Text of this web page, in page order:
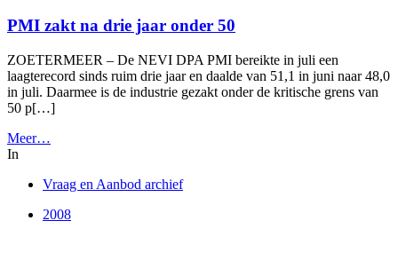
PMI zakt na drie jaar onder 50
ZOETERMEER – De NEVI DPA PMI bereikte in juli een
laagterecord sinds ruim drie jaar en daalde van 51,1 in juni naar 48,0
in juli. Daarmee is de industrie gezakt onder de kritische grens van
50 p[…]
Meer…
In
Vraag en Aanbod archief
2008